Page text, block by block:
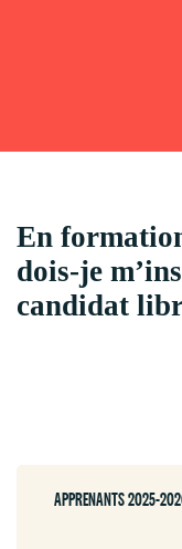
En
dois-je
candidat
APPRENANTS 2025-